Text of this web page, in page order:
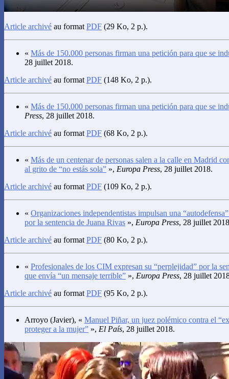
Article archivé au formatPDF (29 Ko, 2 p.).
« Más de 150.000 personas firman una petición para que se
28 juillet 2018.
Article archivé au formatPDF (148 Ko, 2 p.).
« Más de 150.000 personas firman una petición para que se
Press, 28 juillet 2018.
Article archivé au formatPDF (68 Ko, 2 p.).
« Más de un centenar de personas salen a la calle en Madrid
al grito de “no estás sola” », Europa Press, 28 juillet 2018.
Article archivé au formatPDF (109 Ko, 2 p.).
« Organizaciones independentistas impulsan una
por la sentencia de Juana Rivas », Europa Press, 28 juillet
Article archivé au formatPDF (80 Ko, 2 p.).
« Profesionales de los CIM expresan su “perplejidad” por la
que envía “un mensaje terrible” », Europa Press, 28 juillet
Article archivé au formatPDF (95 Ko, 2 p.).
Arroyo (Javier), « Manuel Piñar, un juez polémico contra el
proteger a la mujer” », El País, 28 juillet 2018.